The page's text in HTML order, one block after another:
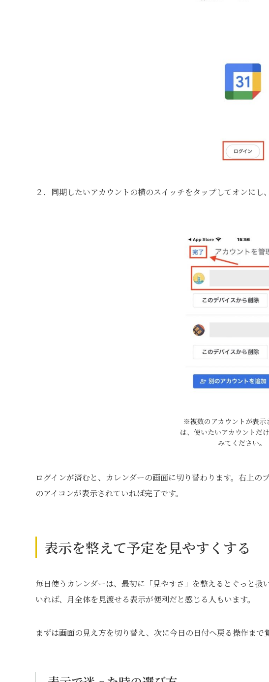
２．同期したいアカウントの横のスイッチをタップしてオンにし
※複数のアカウントが表示
は、使いたいアカウントだ
みてください。
ログインが済むと、カレンダーの画面に切り替わります。右上
のアイコンが表示されていれば完了です。
表示を整えて予定を見やすくする
毎日使うカレンダーは、最初に「見やすさ」を整えるとぐっと扱
いれば、月全体を見渡せる表示が便利だと感じる人もいます。
まずは画面の見え方を切り替え、次に今日の日付へ戻る操作まで